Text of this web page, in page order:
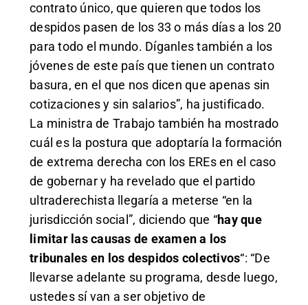
contrato único, que quieren que todos los
despidos pasen de los 33 o más días a los 20
para todo el mundo. Díganles también a los
jóvenes de este país que tienen un contrato
basura, en el que nos dicen que apenas sin
cotizaciones y sin salarios”, ha justificado.
La ministra de Trabajo también ha mostrado
cuál es la postura que adoptaría la formación
de extrema derecha con los EREs en el caso
de gobernar y ha revelado que el partido
ultraderechista llegaría a meterse “en la
jurisdicción social”, diciendo que “hay que
limitar las causas de examen a los
tribunales en los despidos colectivos“: “De
llevarse adelante su programa, desde luego,
ustedes sí van a ser objetivo de